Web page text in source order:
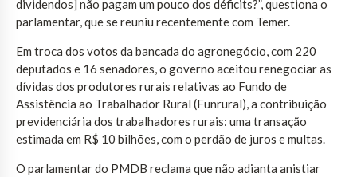
dividendos] não pagam um pouco dos déficits?”, questiona o
parlamentar, que se reuniu recentemente com Temer.
Em troca dos votos da bancada do agronegócio, com 220
deputados e 16 senadores, o governo aceitou renegociar as
dívidas dos produtores rurais relativas ao Fundo de
Assistência ao Trabalhador Rural (Funrural), a contribuição
previdenciária dos trabalhadores rurais: uma transação
estimada em R$ 10 bilhões, com o perdão de juros e multas.
O parlamentar do PMDB reclama que não adianta anistiar